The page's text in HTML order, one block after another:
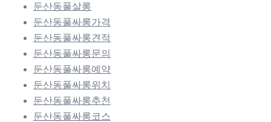
둔산동풀살롱
둔산동풀싸롱가격
둔산동풀싸롱견적
둔산동풀싸롱문의
둔산동풀싸롱예약
둔산동풀싸롱위치
둔산동풀싸롱추천
둔산동풀싸롱코스